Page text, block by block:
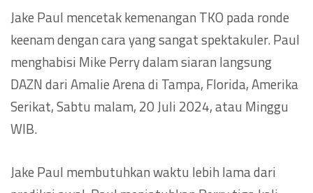
Jake Paul mencetak kemenangan TKO pada ronde
keenam dengan cara yang sangat spektakuler. Paul
menghabisi Mike Perry dalam siaran langsung
DAZN dari Amalie Arena di Tampa, Florida, Amerika
Serikat, Sabtu malam, 20 Juli 2024, atau Minggu
WIB.
Jake Paul membutuhkan waktu lebih lama dari